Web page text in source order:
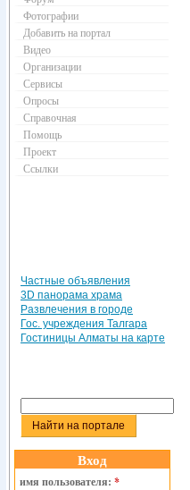
Фотографии
Добавить на портал
Видео
Организации
Сервисы
Опросы
Справочная
Помощь
Проект
Ссылки
Частные объявления
3D панорама храма
Развлечения в городе
Гос. учреждения Талгара
Гостиницы Алматы на карте
Вход
имя пользователя: *